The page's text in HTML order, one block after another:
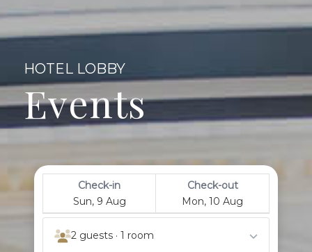
HOTEL LOBBY
Events
Check-in
Sun, 9 Aug
Check-out
Mon, 10 Aug
2 guests · 1 room